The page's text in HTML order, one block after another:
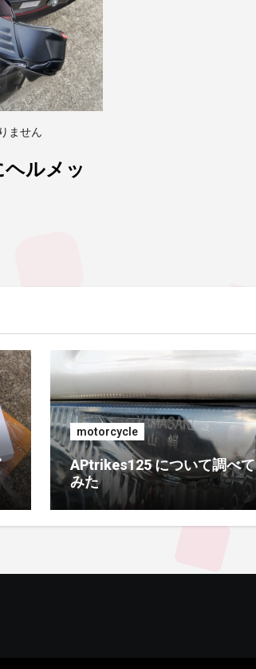
ません
ヘルメッ
motorcycle
APtrikes125 について調べて
みた